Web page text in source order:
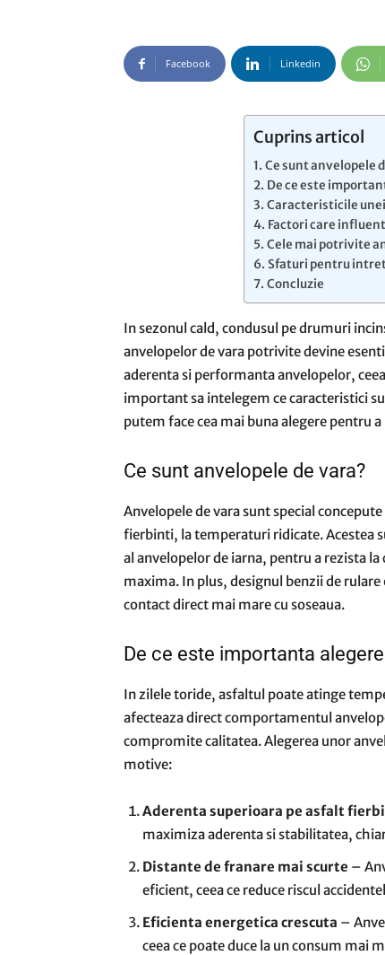
Facebook Linkedin
Cuprins articol
Ce sunt anvelopele
De ce este
Caracteristicile
Factori care
Cele mai potrivite
Sfaturi pentru
Concluzie
In sezonul cald, condusul pe drumuri
anvelopelor de vara potrivite devine
aderenta si performanta anvelopelor,
important sa intelegem ce caracteristici
putem face cea mai buna alegere pentru
Ce sunt anvelopele de vara?
Anvelopele de vara sunt special
fierbinti, la temperaturi ridicate. Acestea
al anvelopelor de iarna, pentru a rezista
maxima. In plus, designul benzii de
contact direct mai mare cu soseaua.
De ce este importanta
In zilele toride, asfaltul poate atinge
afecteaza direct comportamentul
compromite calitatea. Alegerea unor
motive:
Aderenta superioara pe asfalt
maximiza aderenta si stabilitatea,
Distante de franare mai scurte –
eficient, ceea ce reduce riscul
Eficienta energetica crescuta –
ceea ce poate duce la un consum mai